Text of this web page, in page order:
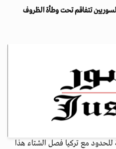
تتفاقم تحت وطأة الظروف
مع تركيا فصل الشتاء هذا